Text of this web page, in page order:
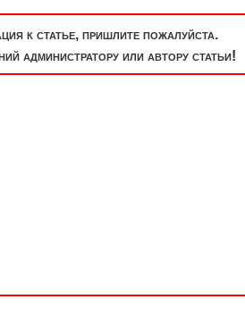
к статье, пришлите пожалуйста.
администратору или автору статьи!